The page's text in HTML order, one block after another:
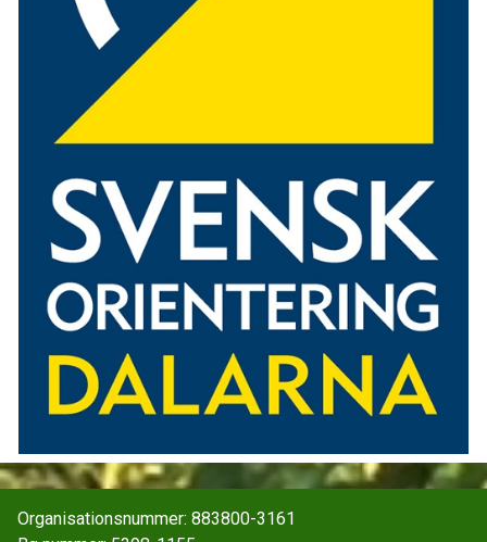
Organisationsnummer: 883800-3161